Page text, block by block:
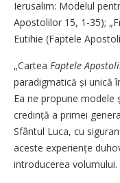
Ierusalim: Modelul
Apostolilor 15, 1-35);
Eutihie (Faptele
„Cartea Faptele
paradigmatică și unică
Ea ne propune modele
credință a primei
Sfântul Luca, cu
aceste experiențe
introducerea volumului.